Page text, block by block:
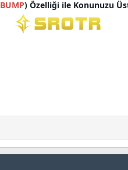
BUMP) Özelliği ile Konunuzu